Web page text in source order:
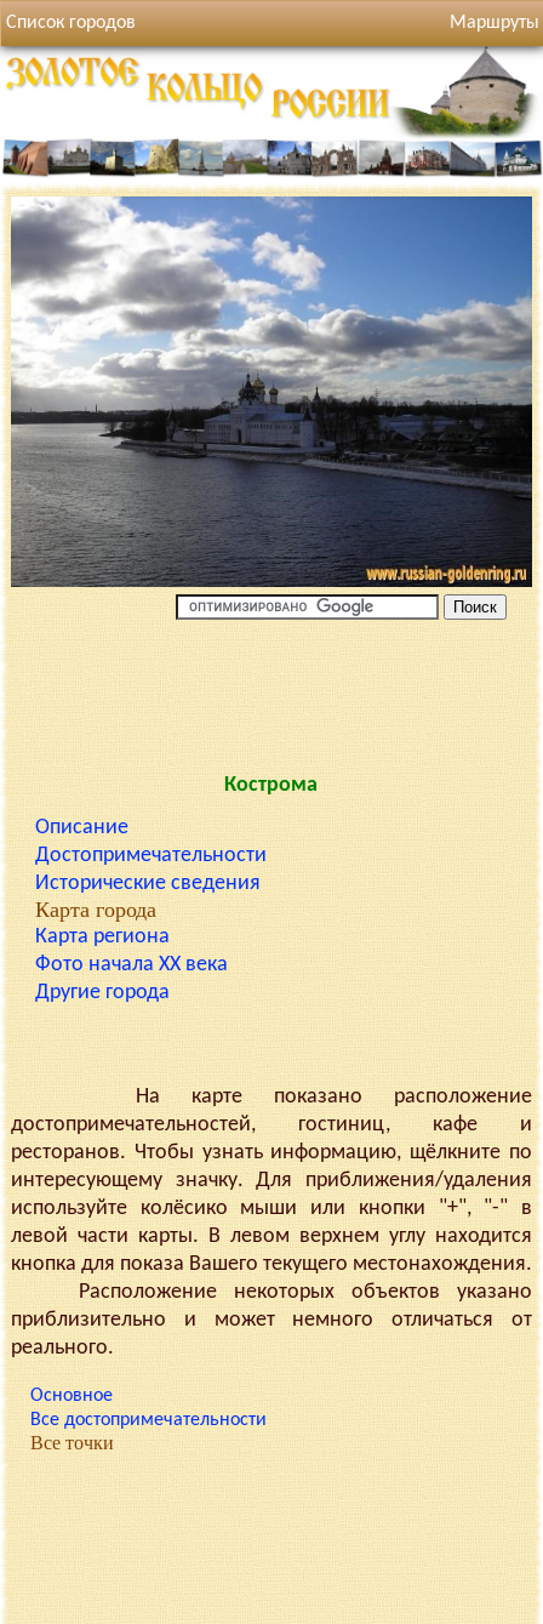
Список городов Маршруты
Кострома
Описание
Достопримечательности
Исторические сведения
Карта города
Карта региона
Фото начала XX века
Другие города
На карте показано расположение
достопримечательностей, гостиниц, кафе и
ресторанов. Чтобы узнать информацию, щёлкните по
интересующему значку. Для приближения/удаления
используйте колёсико мыши или кнопки "+", "-" в
левой части карты. В левом верхнем углу находится
кнопка для показа Вашего текущего местонахождения.
Расположение некоторых объектов указано
приблизительно и может немного отличаться от
реального.
Основное
Все достопримечательности
Все точки